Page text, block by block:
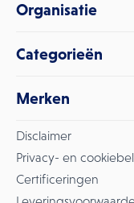
Organisatie
Categorieën
Merken
Disclaimer
Privacy- en
Certificeringen